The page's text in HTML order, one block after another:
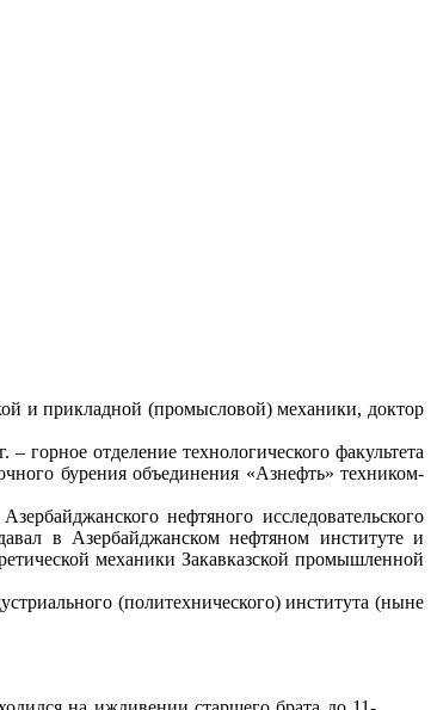
и прикладной (промысловой) механики, доктор
горное отделение технологического факультета
бурения объединения «Азнефть» техником-
нефтяного исследовательского
в Азербайджанском нефтяном институте и
механики Закавказской промышленной
(политехнического) института (ныне